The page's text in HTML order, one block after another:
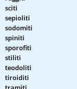
sciti
sepioliti
sodomiti
spiniti
sporofiti
stiliti
teodoliti
tiroiditi